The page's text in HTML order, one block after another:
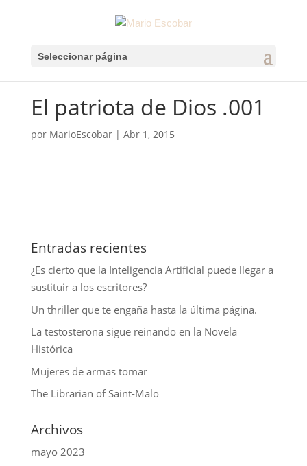
Seleccionar página
El patriota de Dios .001
por MarioEscobar| Abr 1, 2015
Entradas recientes
¿Es cierto que la Inteligencia Artificial puede llegar a
sustituir a los escritores?
Un thriller que te engaña hasta la última página.
La testosterona sigue reinando en la Novela
Histórica
Mujeres de armas tomar
The Librarian of Saint-Malo
Archivos
mayo 2023